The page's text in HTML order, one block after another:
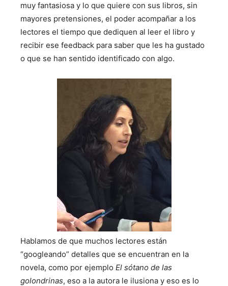
muy fantasiosa y lo que quiere con sus libros, sin
mayores pretensiones, el poder acompañar a los
lectores el tiempo que dediquen al leer el libro y
recibir ese feedback para saber que les ha gustado
o que se han sentido identificado con algo.
Hablamos de que muchos lectores están
“googleando” detalles que se encuentran en la
novela, como por ejemplo El sótano de las
golondrinas, eso a la autora le ilusiona y eso es lo